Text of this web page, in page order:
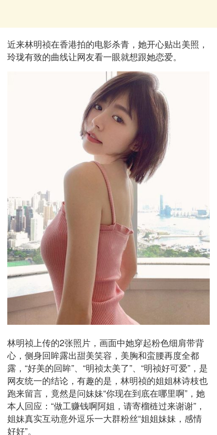
近来林明祯在香港拍的电影杀青，她开心贴出美照，
玲珑有致的曲线让网友看一眼就想跟她恋爱。
林明祯上传的2张照片，画面中她穿起粉色细肩带背
心，侧身回眸露出甜美笑容，美胸和蛮腰再度全都
露，“好美的回眸”、“明祯太美了”、“明祯好可爱”，是
网友统一的结论，有趣的是，林明祯的姐姐林诗枝也
跑来留言，竟然是问妹妹“你现在到底在哪里啊”，她
本人回应：“做工赚钱啊阿姐，请寄榴梿过来谢谢”，
姐妹真实互动意外逗乐一大群粉丝“姐姐妹妹，感情
好好”。